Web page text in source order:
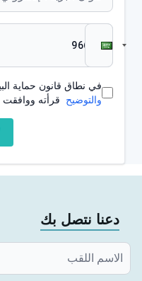
بنية الفك:
تؤثر بنية الفك على
الأسنان اللبنية:
تستخدم الأسنان اللبنية
الدائمة. يمكن أن يتسبب
التنفس عن طريق الفم:
في نطاق قانون حماية
والتوضيح قرأته ووافقت
دعنا نتصل بك